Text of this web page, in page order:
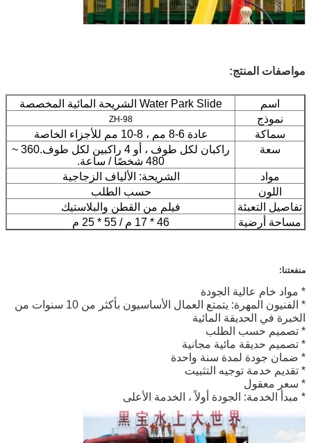
مواصفات المنتج:
اسم
Water Park Slide الشريحة المائية المخصصة
نموذج
ZH-98
سماكة
عادة 6-8 مم ، 8-10 مم للأجزاء الخاصة
سعة
راكبان لكل طوف ، أو 4 راكبين لكل طوف.360 ~
480 شخصًا / ساعة.
مواد
الشريحة: الألياف الزجاجية
اللون
حسب الطلب
تفاصيل التعبئة
فيلم من القطن والبلاستيك
مساحة أرضية
46 * 17 م / 55 * 25 م
منفعتنا:
* مواد خام عالية الجودة
* الفنيون المهرة: يتمتع العمال الأساسيون بأكثر من 10 سنوات من
الخبرة في الحديقة المائية
* تصميم حسب الطلب
* تصميم حديقة مائية مجانية
* ضمان جودة لمدة سنة واحدة
* تقديم خدمة توجيه التثبيت
* سعر معقول
* مبدأ الخدمة: الجودة أولاً ، الخدمة الأعلى